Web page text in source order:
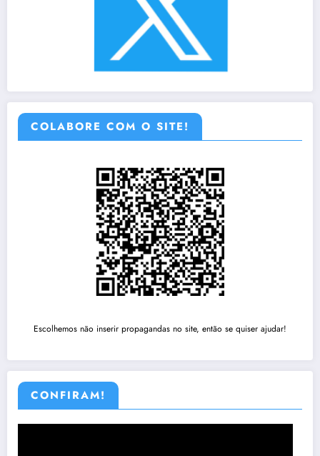
COLABORE COM O SITE!
Escolhemos não inserir propagandas no site, então se quiser ajudar!
CONFIRAM!